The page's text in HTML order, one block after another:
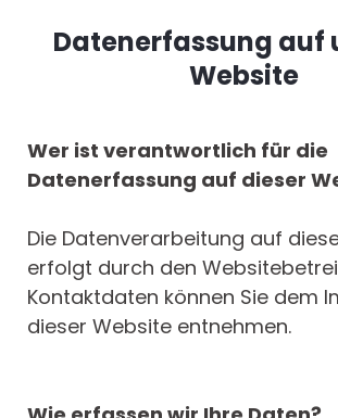
Datenerfassung auf
Website
Wer ist verantwortlich für die
Datenerfassung auf dieser
Die Datenverarbeitung auf
erfolgt durch den
Kontaktdaten können Sie dem
dieser Website entnehmen.